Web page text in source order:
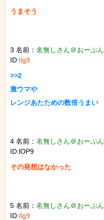
うまそう
3 名前： 名無しさん＠おーぷん
ID:Ilg9
>>2
激ウマや
レンジあたための数倍うまい
4 名前： 名無しさん＠おーぷん
ID:lOP9
その発想はなかった
5 名前： 名無しさん＠おーぷん
ID:Ilg9